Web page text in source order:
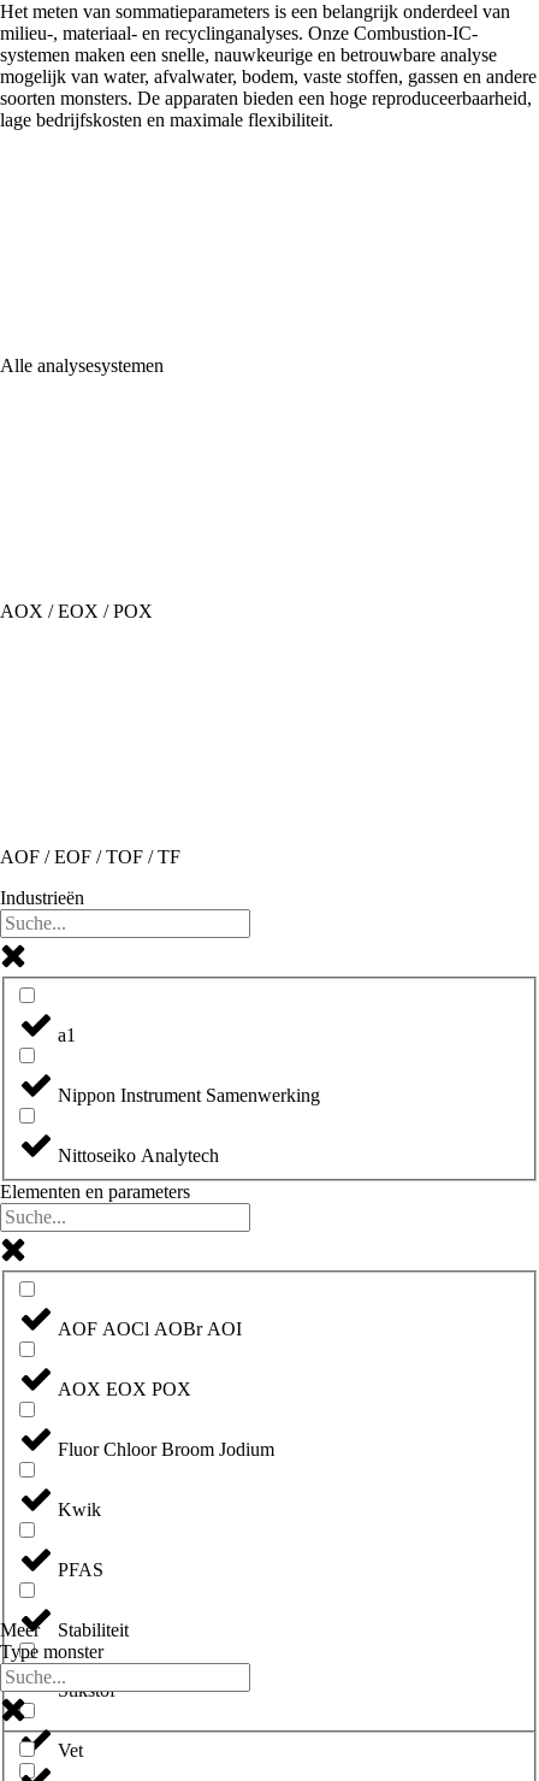
Het meten van sommatieparameters is een belangrijk onderdeel van
milieu-, materiaal- en recyclinganalyses. Onze Combustion-IC-
systemen maken een snelle, nauwkeurige en betrouwbare analyse
mogelijk van water, afvalwater, bodem, vaste stoffen, gassen en andere
soorten monsters. De apparaten bieden een hoge reproduceerbaarheid,
lage bedrijfskosten en maximale flexibiliteit.
Alle analysesystemen
AOX / EOX / POX
AOF / EOF / TOF / TF
Industrieën
a1
Nippon Instrument Samenwerking
Nittoseiko Analytech
Elementen en parameters
AOF AOCl AOBr AOI
AOX EOX POX
Fluor Chloor Broom Jodium
Kwik
PFAS
Stabiliteit
Stikstof
Vet
Meer
Type monster